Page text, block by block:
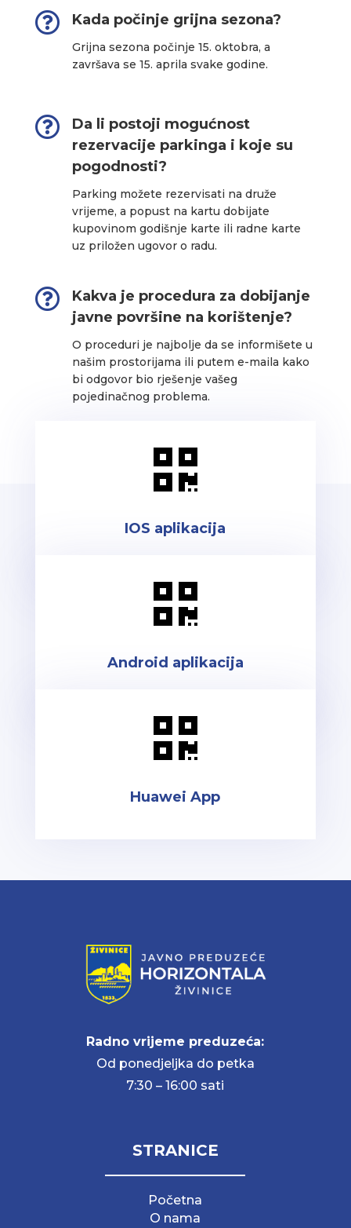
 Kada počinje grijna sezona?
Grijna sezona počinje 15. oktobra, a
završava se 15. aprila svake godine.

Da li postoji mogućnost
rezervacije parkinga i koje su
pogodnosti?
Parking možete rezervisati na druže
vrijeme, a popust na kartu dobijate
kupovinom godišnje karte ili radne karte
uz priložen ugovor o radu.

Kakva je procedura za dobijanje
javne površine na korištenje?
O proceduri je najbolje da se informišete u
našim prostorijama ili putem e-maila kako
bi odgovor bio rješenje vašeg
pojedinačnog problema.

IOS aplikacija

Android aplikacija

Huawei App
Radno vrijeme preduzeća:
Od ponedjeljka do petka
7:30 – 16:00 sati
STRANICE
Početna
O nama